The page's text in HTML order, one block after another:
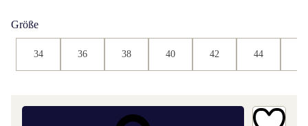
Größe
34 36 38 40 42 44